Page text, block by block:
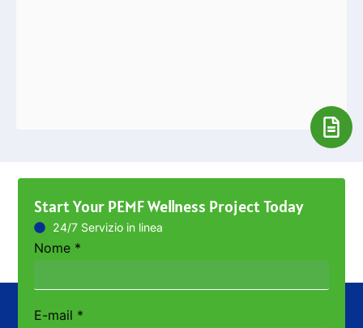
Start Your PEMF Wellness Project Today
24/7 Servizio in linea
Nome *
E-mail *